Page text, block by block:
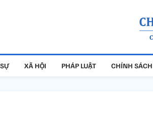
XÃ HỘI PHÁP LUẬT CHÍNH